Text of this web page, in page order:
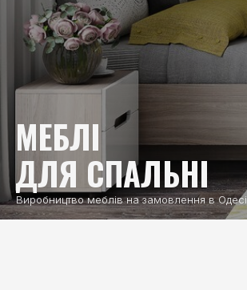
МЕБЛІ
ДЛЯ СПАЛЬНІ
Виробництво меблів на замовлення в Одесі